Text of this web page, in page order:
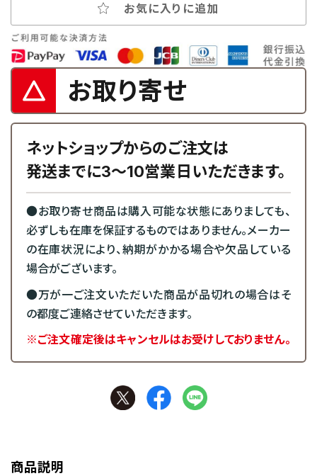
お気に入りに追加
お取り寄せ
ネットショップからのご注文は
発送までに3～10営業日いただきます。
●お取り寄せ商品は購入可能な状態にありましても、
必ずしも在庫を保証するものではありません。メーカー
の在庫状況により、納期がかかる場合や欠品している
場合がございます。
●万が一ご注文いただいた商品が品切れの場合はそ
の都度ご連絡させていただきます。
※ご注文確定後はキャンセルはお受けしておりません。
商品説明